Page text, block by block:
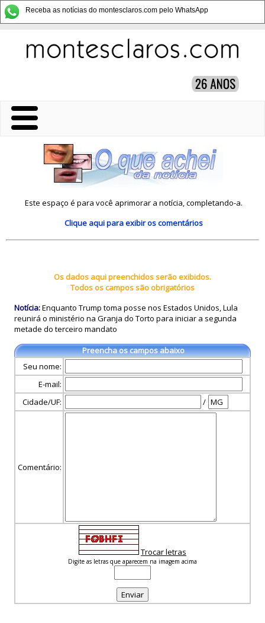
Receba as notícias do montesclaros.com pelo WhatsApp
Este espaço é para você aprimorar a notícia, completando-a.
Clique aquipara exibir os comentários
Os dados aqui preenchidos serão exibidos.
Todos os campos são obrigatórios
Notícia:Enquanto Trump toma posse nos Estados Unidos, Lula
reunirá o ministério na Granja do Torto para iniciar a segunda
metade do terceiro mandato
Preencha os campos abaixo
Seu nome:
E-mail:
Cidade/UF:
/
Comentário:
Trocar letras
Digite as letras que aparecem na imagem acima